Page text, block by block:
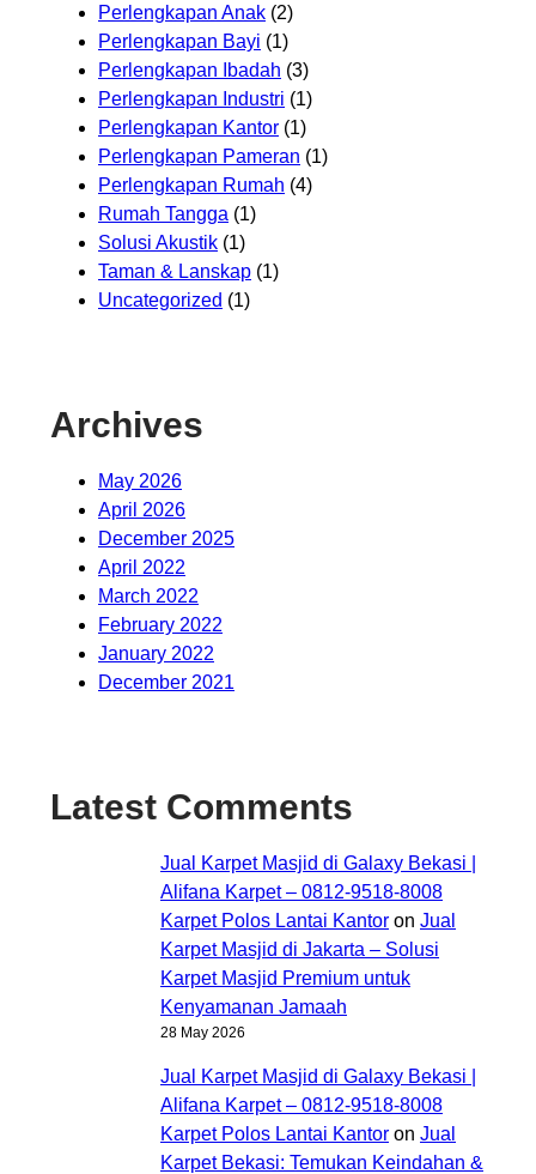
Perlengkapan Anak (2)
Perlengkapan Bayi (1)
Perlengkapan Ibadah (3)
Perlengkapan Industri (1)
Perlengkapan Kantor (1)
Perlengkapan Pameran (1)
Perlengkapan Rumah (4)
Rumah Tangga (1)
Solusi Akustik (1)
Taman & Lanskap (1)
Uncategorized (1)
Archives
May 2026
April 2026
December 2025
April 2022
March 2022
February 2022
January 2022
December 2021
Latest Comments
Jual Karpet Masjid di Galaxy Bekasi |
Alifana Karpet – 0812-9518-8008
Karpet Polos Lantai Kantor on Jual
Karpet Masjid di Jakarta – Solusi
Karpet Masjid Premium untuk
Kenyamanan Jamaah
28 May 2026
Jual Karpet Masjid di Galaxy Bekasi |
Alifana Karpet – 0812-9518-8008
Karpet Polos Lantai Kantor on Jual
Karpet Bekasi: Temukan Keindahan &